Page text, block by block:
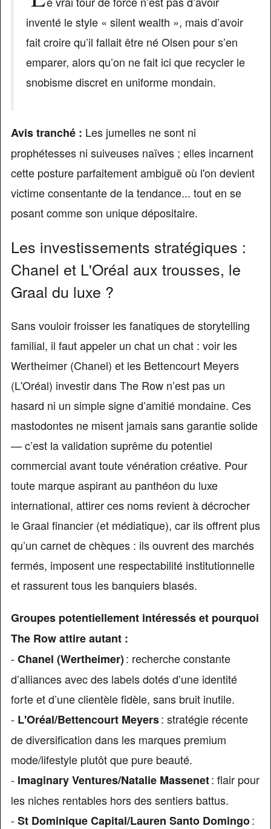
inventé le style « silent wealth », mais d’avoir
fait croire qu’il fallait être né Olsen pour s’en
emparer, alors qu’on ne fait ici que recycler le
snobisme discret en uniforme mondain.
Avis tranché : Les jumelles ne sont ni
prophétesses ni suiveuses naïves ; elles incarnent
cette posture parfaitement ambiguë où l'on devient
victime consentante de la tendance... tout en se
posant comme son unique dépositaire.
Les investissements stratégiques :
Chanel et L'Oréal aux trousses, le
Graal du luxe ?
Sans vouloir froisser les fanatiques de storytelling
familial, il faut appeler un chat un chat : voir les
Wertheimer (Chanel) et les Bettencourt Meyers
(L'Oréal) investir dans The Row n’est pas un
hasard ni un simple signe d’amitié mondaine. Ces
mastodontes ne misent jamais sans garantie solide
— c’est la validation suprême du potentiel
commercial avant toute vénération créative. Pour
toute marque aspirant au panthéon du luxe
international, attirer ces noms revient à décrocher
le Graal financier (et médiatique), car ils offrent plus
qu’un carnet de chèques : ils ouvrent des marchés
fermés, imposent une respectabilité institutionnelle
et rassurent tous les banquiers blasés.
Groupes potentiellement intéressés et pourquoi
The Row attire autant :
-Chanel (Wertheimer): recherche constante
d’alliances avec des labels dotés d’une identité
forte et d’une clientèle fidèle, sans bruit inutile.
- L'Oréal/Bettencourt Meyers: stratégie récente
de diversification dans les marques premium
mode/lifestyle plutôt que pure beauté.
- Imaginary Ventures/Natalie Massenet: flair pour
les niches rentables hors des sentiers battus.
-St Dominique Capital/Lauren Santo Domingo: